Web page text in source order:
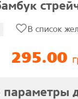
В список
295.00
параметры